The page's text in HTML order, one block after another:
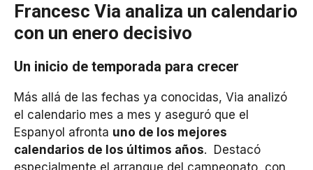
Francesc Via analiza un calendario
con un enero decisivo
Un inicio de temporada para crecer
Más allá de las fechas ya conocidas, Via analizó
el calendario mes a mes y aseguró que el
Espanyol afronta uno de los mejores
calendarios de los últimos años. Destacó